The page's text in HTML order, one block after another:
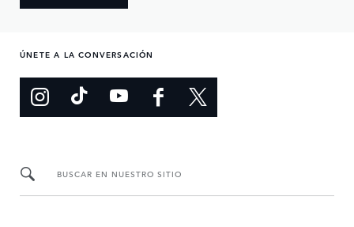
ÚNETE A LA CONVERSACIÓN
BUSCAR EN NUESTRO SITIO